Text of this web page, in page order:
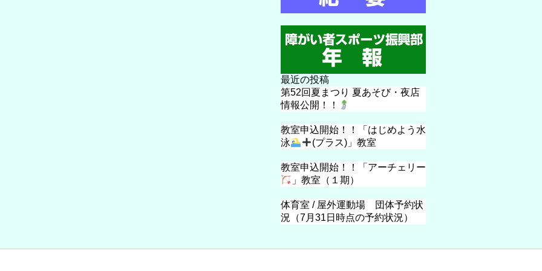
最近の投稿
第52回夏まつり 夏あそび・夜店
情報公開！！
教室申込開始！！「はじめよう水
泳
(プラス)」教室
教室申込開始！！「アーチェリー
」教室（１期）
体育室 / 屋外運動場 団体予約状
況（7月31日時点の予約状況）